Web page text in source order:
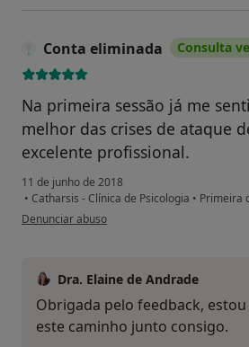
Conta eliminada Consulta
Na primeira sessão já me
melhor das crises de ataque
excelente profissional.
11 de junho de 2018
• Catharsis - Clínica de Psicologia • Primeira
na opinião do utilizador Conta eliminada
Denunciar abuso
Dra. Elaine de Andrade
Obrigada pelo feedback,
este caminho junto consigo.